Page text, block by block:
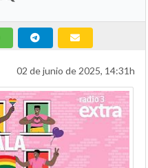
02 de junio de 2025, 14:31h